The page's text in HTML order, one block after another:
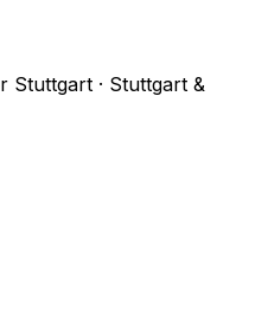
· Stuttgart &